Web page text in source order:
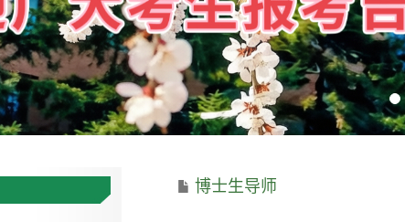
博士生导师